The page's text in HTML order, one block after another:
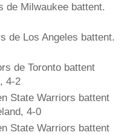
de Milwaukee battent.
de Los Angeles battent.
de Toronto battent
4-2
State Warriors battent
4-0
State Warriors battent